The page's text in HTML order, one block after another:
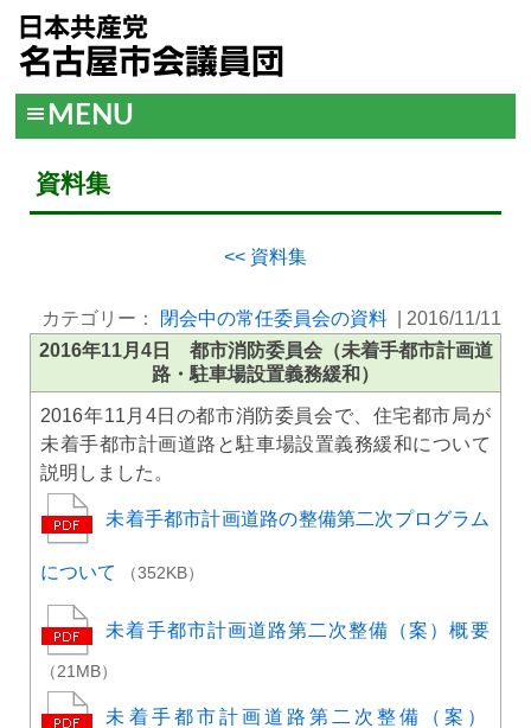
MENU
資料集
<< 資料集
カテゴリー： 閉会中の常任委員会の資料
2016/11/11
2016年11月4日 都市消防委員会（未着手都市計画道
路・駐車場設置義務緩和）
2016年11月4日の都市消防委員会で、住宅都市局が
未着手都市計画道路と駐車場設置義務緩和について
説明しました。
未着手都市計画道路の整備第二次プログラム
について （352KB）
未着手都市計画道路第二次整備（案）概要
（21MB）
未着手都市計画道路第二次整備（案）